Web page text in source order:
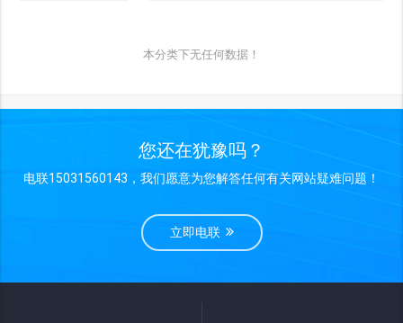
本分类下无任何数据！
您还在犹豫吗？
电联15031560143，我们愿意为您解答任何有关网站疑难问题！
立即电联